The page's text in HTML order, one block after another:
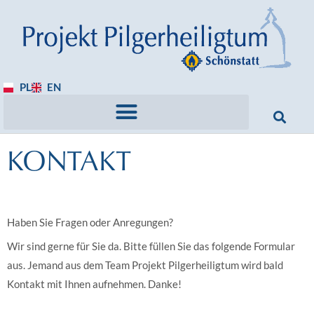
PL EN
KONTAKT
Haben Sie Fragen oder Anregungen?
Wir sind gerne für Sie da. Bitte füllen Sie das folgende Formular
aus. Jemand aus dem Team Projekt Pilgerheiligtum wird bald
Kontakt mit Ihnen aufnehmen. Danke!